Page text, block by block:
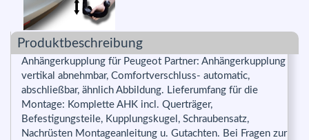
Produktbeschreibung
Anhängerkupplung für Peugeot Partner: Anhängerkupplung
vertikal abnehmbar, Comfortverschluss- automatic,
abschließbar, ähnlich Abbildung. Lieferumfang für die
Montage: Komplette AHK incl. Querträger,
Befestigungsteile, Kupplungskugel, Schraubensatz,
Nachrüsten Montageanleitung u. Gutachten. Bei Fragen zur